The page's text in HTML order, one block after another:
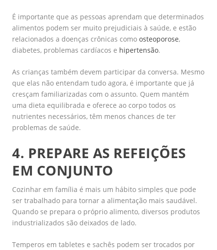
É importante que as pessoas aprendam que determinados
alimentos podem ser muito prejudiciais à saúde, e estão
relacionados a doenças crônicas como osteoporose,
diabetes, problemas cardíacos e hipertensão.
As crianças também devem participar da conversa. Mesmo
que elas não entendam tudo agora, é importante que já
cresçam familiarizadas com o assunto. Quem mantém
uma dieta equilibrada e oferece ao corpo todos os
nutrientes necessários, têm menos chances de ter
problemas de saúde.
4. PREPARE AS REFEIÇÕES
EM CONJUNTO
Cozinhar em família é mais um hábito simples que pode
ser trabalhado para tornar a alimentação mais saudável.
Quando se prepara o próprio alimento, diversos produtos
industrializados são deixados de lado.
Temperos em tabletes e sachês podem ser trocados por